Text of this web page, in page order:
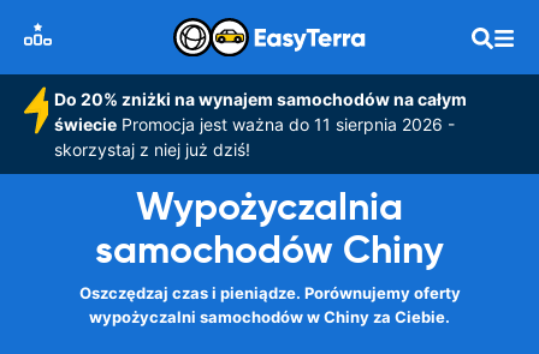
Do 20% zniżki na wynajem samochodów na całym
świeciePromocja jest ważna do 11 sierpnia 2026 -
skorzystaj z niej już dziś!
Wypożyczalnia
samochodów Chiny
Oszczędzaj czas i pieniądze. Porównujemy oferty
wypożyczalni samochodów w Chiny za Ciebie.